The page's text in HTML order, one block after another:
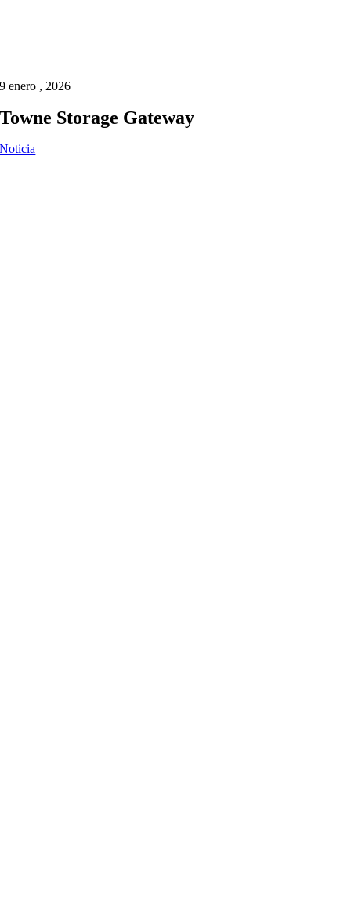
9 enero , 2026
Towne Storage Gateway
Noticia